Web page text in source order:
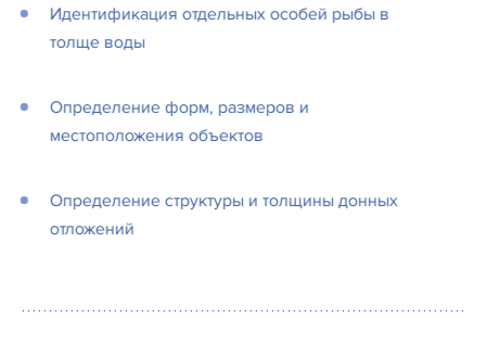
Идентификация отдельных особей рыбы в
толще воды
Определение форм, размеров и
местоположения объектов
Определение структуры и толщины донных
отложений